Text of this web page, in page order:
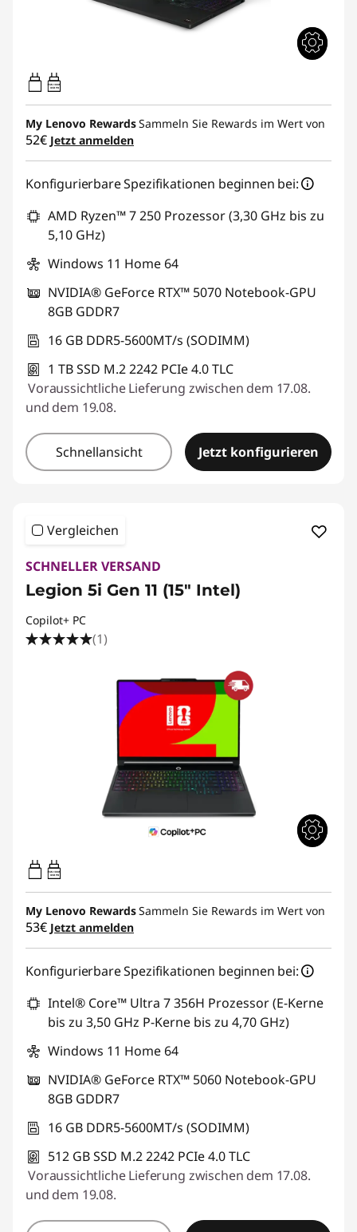
65W-100W
USB PD
My Lenovo RewardsSammeln Sie Rewards im Wert von
52€ Jetzt anmelden
Konfigurierbare Spezifikationen beginnen bei:
AMD Ryzen™ 7 250 Prozessor (3,30 GHz bis zu
5,10 GHz)
Windows 11 Home 64
NVIDIA® GeForce RTX™ 5070 Notebook-GPU
8GB GDDR7
16 GB DDR5-5600MT/s (SODIMM)
1 TB SSD M.2 2242 PCIe 4.0 TLC
Voraussichtliche Lieferung zwischen dem 17.08.
und dem 19.08.
Schnellansicht Jetzt konfigurieren
Vergleichen
SCHNELLER VERSAND
Legion 5i Gen 11 (15″ Intel)
Copilot+ PC
(1)
65W-100W
USB PD
My Lenovo RewardsSammeln Sie Rewards im Wert von
53€ Jetzt anmelden
Konfigurierbare Spezifikationen beginnen bei:
Intel® Core™ Ultra 7 356H Prozessor (E-Kerne
bis zu 3,50 GHz P-Kerne bis zu 4,70 GHz)
Windows 11 Home 64
NVIDIA® GeForce RTX™ 5060 Notebook-GPU
8GB GDDR7
16 GB DDR5-5600MT/s (SODIMM)
512 GB SSD M.2 2242 PCIe 4.0 TLC
Voraussichtliche Lieferung zwischen dem 17.08.
und dem 19.08.